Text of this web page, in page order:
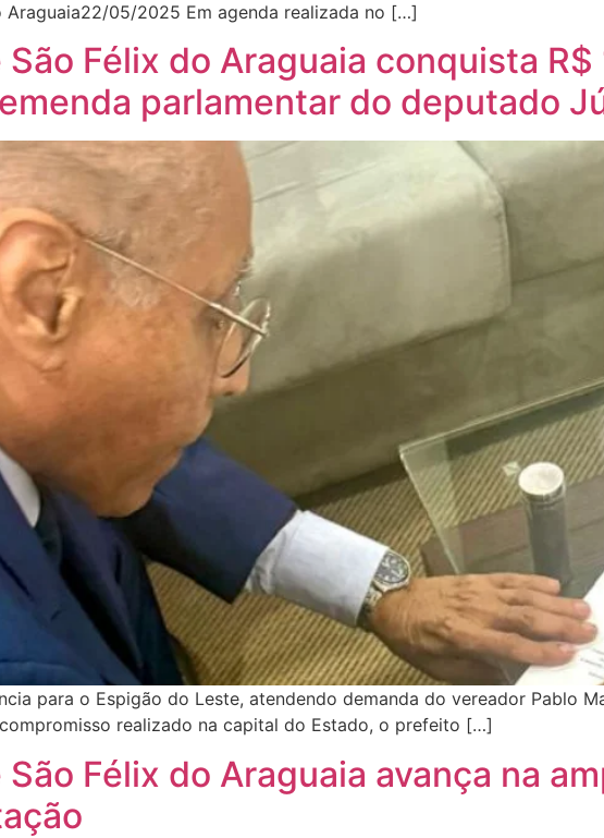
Araguaia22/05/2025 Em agenda realizada no […]
Félix do Araguaia conquista
parlamentar do deputado
para o Espigão do Leste, atendendo demanda do vereador Pablo
realizado na capital do Estado, o prefeito […]
Félix do Araguaia avança na